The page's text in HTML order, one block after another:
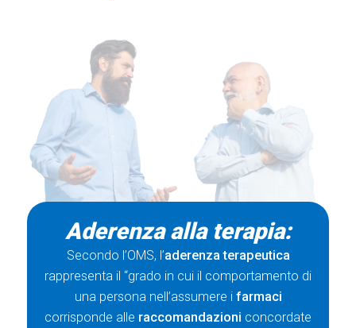
Aderenza alla terapia:
Secondo l’OMS, l’aderenza terapeutica
rappresenta il “grado in cui il comportamento di
una persona nell’assumere i farmaci
corrisponde alle raccomandazioni concordate